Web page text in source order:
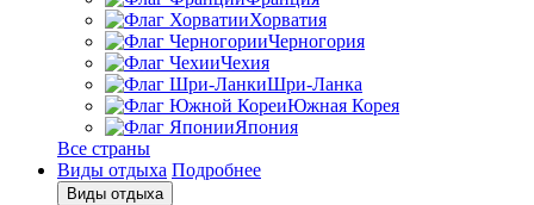
Хорватия
Черногория
Чехия
Шри-Ланка
Южная Корея
Япония
Все страны
Виды отдыха Подробнее
Виды отдыха